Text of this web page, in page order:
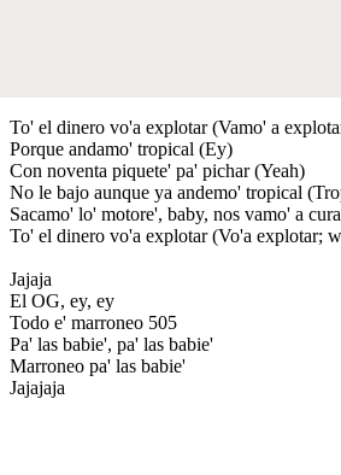
To' el dinero vo'a explotar (Vamo' a
Porque andamo' tropical (Ey)
Con noventa piquete' pa' pichar (Yeah)
No le bajo aunque ya andemo' tropical
Sacamo' lo' motore', baby, nos vamo' a
To' el dinero vo'a explotar (Vo'a explotar;
Jajaja
El OG, ey, ey
Todo e' marroneo 505
Pa' las babie', pa' las babie'
Marroneo pa' las babie'
Jajajaja